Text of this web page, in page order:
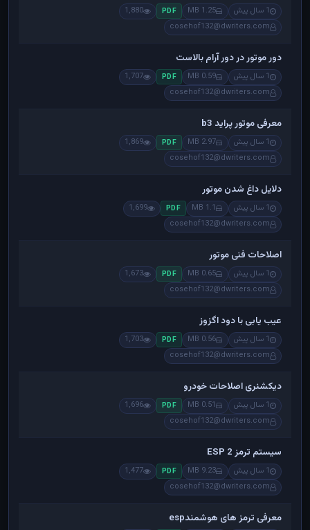
1 سال پیش 1.25 MB
PDF
1,880
cosehof132@dwriters.com
دور موتور در دور آرام بالاست
1 سال پیش 0.59 MB
PDF
1,707
cosehof132@dwriters.com
معرفی موتور پراید b3
1 سال پیش 2.97 MB
PDF
1,869
cosehof132@dwriters.com
دلایل داغ شدن موتور
1 سال پیش 1.1 MB
PDF
1,699
cosehof132@dwriters.com
اصلاحات فنی موتور
1 سال پیش 0.65 MB
PDF
1,673
cosehof132@dwriters.com
عیب یابی با دود اگزوز
1 سال پیش 0.56 MB
PDF
1,703
cosehof132@dwriters.com
دیکشنری اصلاحات خودرو
1 سال پیش 0.51 MB
PDF
1,696
cosehof132@dwriters.com
سیستم ترمز ESP 2
1 سال پیش 9.23 MB
PDF
1,477
cosehof132@dwriters.com
معرفی ترمز های هوشمندesp